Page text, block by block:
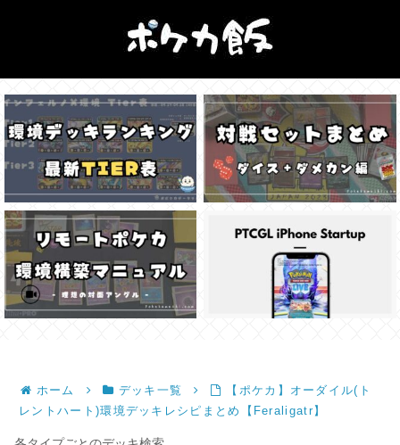
ホーム デッキ一覧
【ポケカ】オーダイル(ト
レントハート)環境デッキレシピまとめ【Feraligatr】